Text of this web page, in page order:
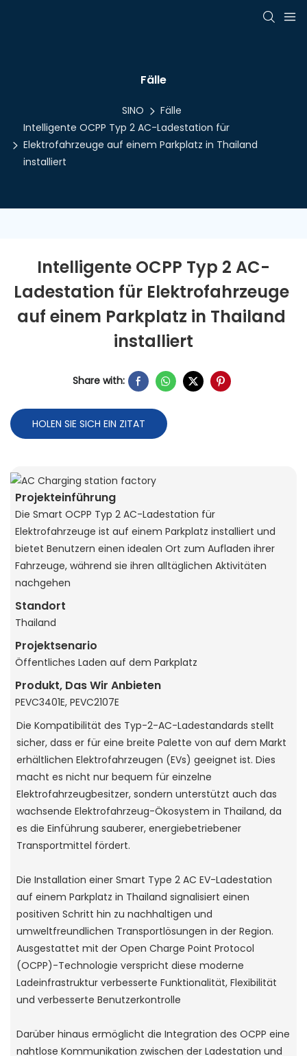
Fälle
SINO
Fälle
Intelligente OCPP Typ 2 AC-Ladestation für
Elektrofahrzeuge auf einem Parkplatz in Thailand
installiert
Intelligente OCPP Typ 2 AC-
Ladestation für Elektrofahrzeuge
auf einem Parkplatz in Thailand
installiert
Share with:
HOLEN SIE SICH EIN ZITAT
Projekteinführung
Die Smart OCPP Typ 2 AC-Ladestation für
Elektrofahrzeuge ist auf einem Parkplatz installiert und
bietet Benutzern einen idealen Ort zum Aufladen ihrer
Fahrzeuge, während sie ihren alltäglichen Aktivitäten
nachgehen
Standort
Thailand
Projektsenario
Öffentliches Laden auf dem Parkplatz
Produkt, Das Wir Anbieten
PEVC3401E, PEVC2107E
Die Kompatibilität des Typ-2-AC-Ladestandards stellt
sicher, dass er für eine breite Palette von auf dem Markt
erhältlichen Elektrofahrzeugen (EVs) geeignet ist. Dies
macht es nicht nur bequem für einzelne
Elektrofahrzeugbesitzer, sondern unterstützt auch das
wachsende Elektrofahrzeug-Ökosystem in Thailand, da
es die Einführung sauberer, energiebetriebener
Transportmittel fördert.
Die Installation einer Smart Type 2 AC EV-Ladestation
auf einem Parkplatz in Thailand signalisiert einen
positiven Schritt hin zu nachhaltigen und
umweltfreundlichen Transportlösungen in der Region.
Ausgestattet mit der Open Charge Point Protocol
(OCPP)-Technologie verspricht diese moderne
Ladeinfrastruktur verbesserte Funktionalität, Flexibilität
und verbesserte Benutzerkontrolle
Darüber hinaus ermöglicht die Integration des OCPP eine
nahtlose Kommunikation zwischen der Ladestation und